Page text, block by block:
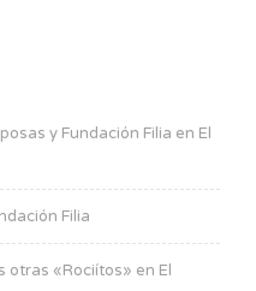
y Fundación Filia en El
Filia
otras «Rociítos» en El